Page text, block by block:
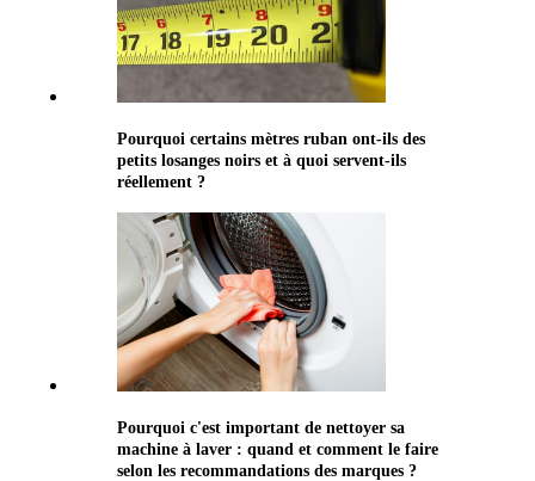
Pourquoi certains mètres ruban ont-ils des
petits losanges noirs et à quoi servent-ils
réellement ?
Pourquoi c'est important de nettoyer sa
machine à laver : quand et comment le faire
selon les recommandations des marques ?